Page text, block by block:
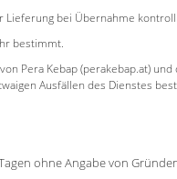
Lieferung bei Übernahme
bestimmt.
Pera Kebap (perakebap.at)
Ausfällen des Dienstes
ohne Angabe von